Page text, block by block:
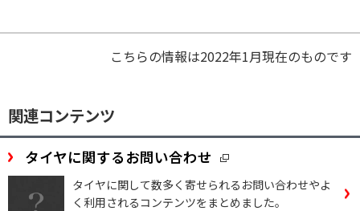
こちらの情報は2022年1月現在のものです
関連コンテンツ
タイヤに関するお問い合わせ
タイヤに関して数多く寄せられるお問い合わせやよ
く利用されるコンテンツをまとめました。